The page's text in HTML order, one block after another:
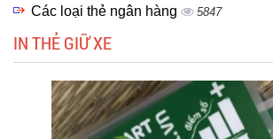
Các loại thẻ ngân hàng 5847
IN THẺ GIỮ XE